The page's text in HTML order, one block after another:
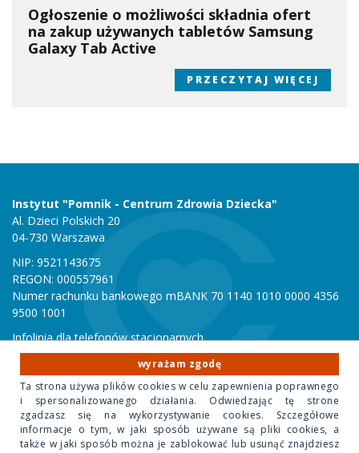
Ogłoszenie o możliwości składnia ofert
na zakup używanych tabletów Samsung
Galaxy Tab Active
PRZECZYTAJ WIĘCEJ
Instytut "Pomnik - Centrum Zdrowia Dziecka"
Al. Dzieci Polskich 20
04-730 Warszawa
NIP: 9521143675
REGON: 000557961
Numer rachunku bankowego mBANK 70 1140 1010 0000 4356
9500 1001
Infolinia dla telefonów stacjonarnych
801 051 000
Infolinia dla telefonów komórkowych
22 815 10 00
Copyright 2020 Instytut "Pomnik Centrum Zdrowia Dziecka"
wyrażam zgodę
Ta strona używa plików cookies w celu zapewnienia poprawnego
i spersonalizowanego działania. Odwiedzając tę strone
zgadzasz się na wykorzystywanie cookies. Szczegółowe
informacje o tym, w jaki sposób używane są pliki cookies, a
także w jaki sposób można je zablokować lub usunąć znajdziesz